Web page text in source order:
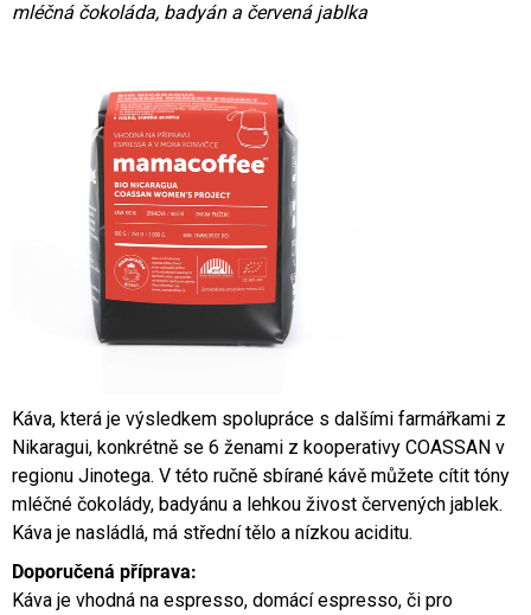
mléčná čokoláda, badyán a červená jablka
Káva, která je výsledkem spolupráce s dalšími farmářkami z
Nikaragui, konkrétně se 6 ženami z kooperativy COASSAN v
regionu Jinotega. V této ručně sbírané kávě můžete cítit tóny
mléčné čokolády, badyánu a lehkou živost červených jablek.
Káva je nasládlá, má střední tělo a nízkou aciditu.
Doporučená příprava:
Káva je vhodná na espresso, domácí espresso, či pro